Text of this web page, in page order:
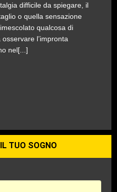
difficile da spiegare, il
o quella sensazione
qualcosa di
l’impronta
nel[...]
TUO SOGNO